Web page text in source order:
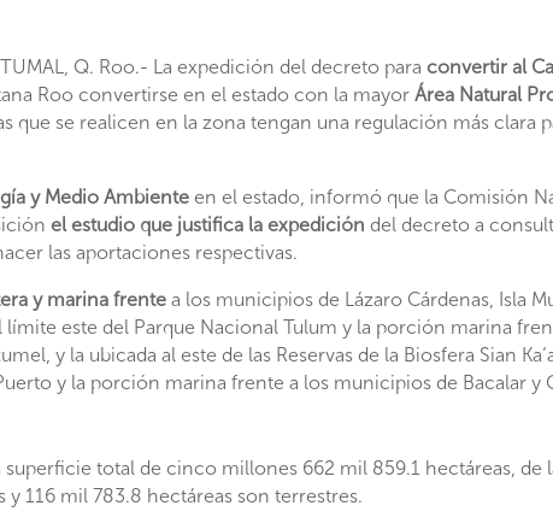
Q. Roo.- La expedición del decreto paraconvertir al
Roo convertirse en el estado con la mayor Área Natural
que se realicen en la zona tengan una regulación más clara
y Medio Ambiente en el estado, informó que la Comisión
el estudio que justifica la expedición del decreto a
las aportaciones respectivas.
y marina frentea los municipios de Lázaro Cárdenas, Isla
este del Parque Nacional Tulum y la porción marina
y la ubicada al este de las Reservas de la Biosfera Sian
y la porción marina frente a los municipios de Bacalar y
total de cinco millones 662 mil 859.1 hectáreas, de
116 mil 783.8 hectáreas son terrestres.